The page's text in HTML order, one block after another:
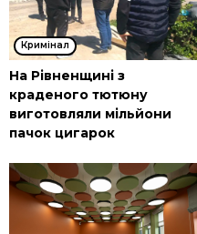
Кримінал
На Рівненщині з
краденого тютюну
виготовляли мільйони
пачок цигарок